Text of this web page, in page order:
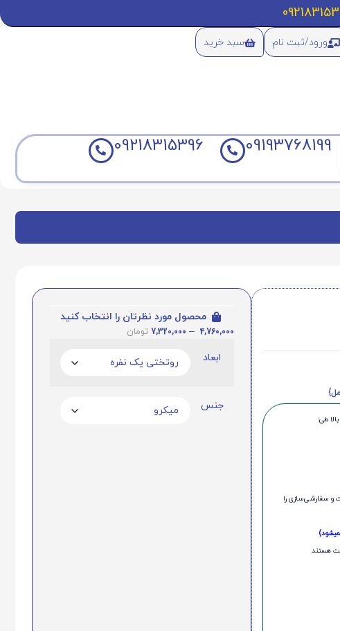
ورود/ثبت نام سبد خرید
09193768199
09218315396
طی:
و سفارشی‌سازی را
هستند
محصول مورد نظرتان را انتخاب کنید
4,760,000
–
7,320,000 تومان
ابعاد
جنس